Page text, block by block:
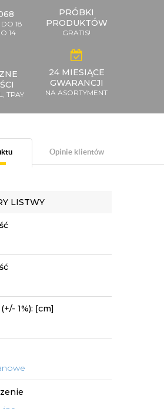
18
14
PRÓBKI
PRODUKTÓW
GRATIS!
TPAY
24 MIESIĄCE
GWARANCJI
NA ASORTYMENT
Opinie klientów
LISTWY
1%): [cm]